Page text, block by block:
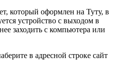
который оформлен на Туту, в
устройство с выходом в
заходить с компьютера или
в адресной строке сайт